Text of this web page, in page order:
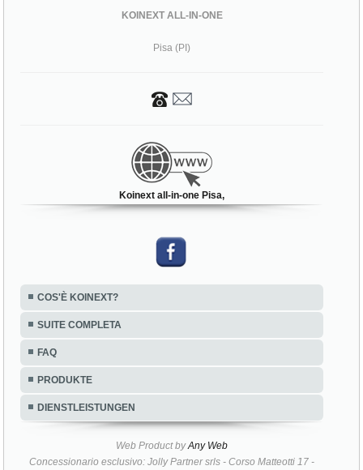
KOINEXT ALL-IN-ONE
Pisa (PI)
Koinext all-in-one Pisa,
COS'È KOINEXT?
SUITE COMPLETA
FAQ
PRODUKTE
DIENSTLEISTUNGEN
Web Product byAny Web
Concessionario esclusivo: Jolly Partner srls - Corso Matteotti 17 -